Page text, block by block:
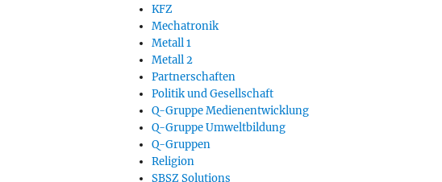
KFZ
Mechatronik
Metall 1
Metall 2
Partnerschaften
Politik und Gesellschaft
Q-Gruppe Medienentwicklung
Q-Gruppe Umweltbildung
Q-Gruppen
Religion
SBSZ Solutions